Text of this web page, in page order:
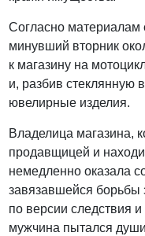
Согласно материалам
минувший вторник
к магазину на
и, разбив стеклянную
ювелирные изделия.
Владелица магазина,
продавщицей и
немедленно оказала
завязавшейся
по версии следствия
мужчина пытался